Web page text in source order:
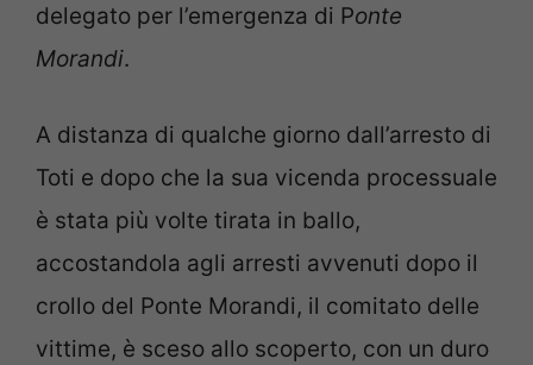
delegato per l’emergenza di Ponte
Morandi.
A distanza di qualche giorno dall’arresto di
Toti e dopo che la sua vicenda processuale
è stata più volte tirata in ballo,
accostandola agli arresti avvenuti dopo il
crollo del Ponte Morandi, il comitato delle
vittime, è sceso allo scoperto, con un duro